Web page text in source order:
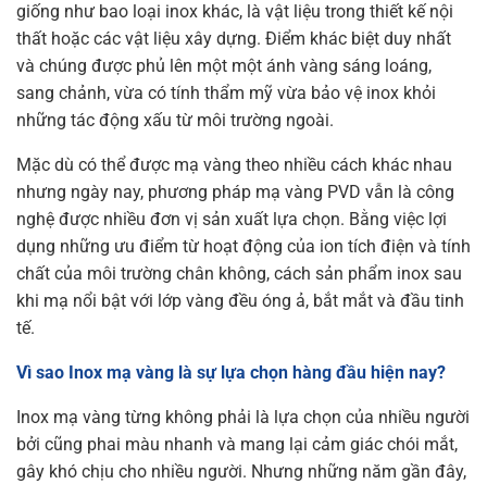
giống như bao loại inox khác, là vật liệu trong thiết kế nội
thất hoặc các vật liệu xây dựng. Điểm khác biệt duy nhất
và chúng được phủ lên một một ánh vàng sáng loáng,
sang chảnh, vừa có tính thẩm mỹ vừa bảo vệ inox khỏi
những tác động xấu từ môi trường ngoài.
Mặc dù có thể được mạ vàng theo nhiều cách khác nhau
nhưng ngày nay, phương pháp mạ vàng PVD vẫn là công
nghệ được nhiều đơn vị sản xuất lựa chọn. Bằng việc lợi
dụng những ưu điểm từ hoạt động của ion tích điện và tính
chất của môi trường chân không, cách sản phẩm inox sau
khi mạ nổi bật với lớp vàng đều óng ả, bắt mắt và đầu tinh
tế.
Vì sao Inox mạ vàng là sự lựa chọn hàng đầu hiện nay?
Inox mạ vàng từng không phải là lựa chọn của nhiều người
bởi cũng phai màu nhanh và mang lại cảm giác chói mắt,
gây khó chịu cho nhiều người. Nhưng những năm gần đây,